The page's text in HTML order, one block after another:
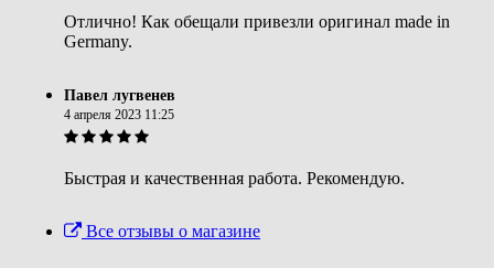
Отлично! Как обещали привезли оригинал made in
Germany.
Павел лугвенев
4 апреля 2023 11:25
Быстрая и качественная работа. Рекомендую.
Все отзывы о магазине